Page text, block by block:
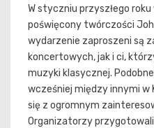
W styczniu przyszłego
poświęcony twórczości
wydarzenie zaproszeni są
koncertowych, jak i ci,
muzyki klasycznej.
wcześniej między innymi w
się z ogromnym
Organizatorzy